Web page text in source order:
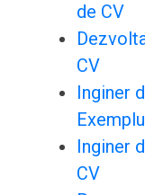
de CV
CV
Inginer
Inginer
CV